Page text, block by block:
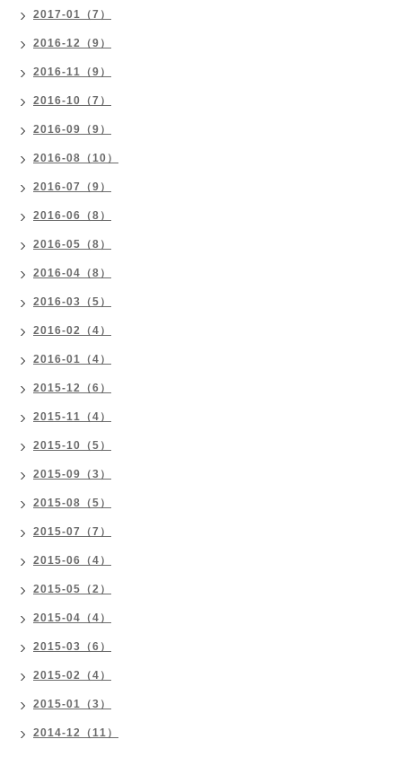
2017-01（7）
2016-12（9）
2016-11（9）
2016-10（7）
2016-09（9）
2016-08（10）
2016-07（9）
2016-06（8）
2016-05（8）
2016-04（8）
2016-03（5）
2016-02（4）
2016-01（4）
2015-12（6）
2015-11（4）
2015-10（5）
2015-09（3）
2015-08（5）
2015-07（7）
2015-06（4）
2015-05（2）
2015-04（4）
2015-03（6）
2015-02（4）
2015-01（3）
2014-12（11）